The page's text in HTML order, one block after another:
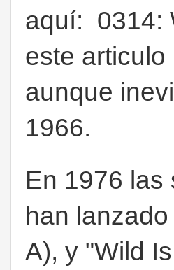
aquí: 0314:
este
aunque
1966.
En 1976 las
han
A), y "Wild